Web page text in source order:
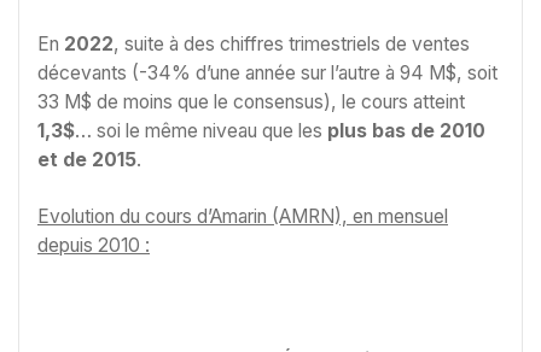
En 2022, suite à des chiffres trimestriels de ventes
décevants (-34% d’une année sur l’autre à 94 M$, soit
33 M$ de moins que le consensus), le cours atteint
1,3$… soi le même niveau que les plus bas de 2010
et de 2015.
Evolution du cours d’Amarin (AMRN), en mensuel
depuis 2010 :